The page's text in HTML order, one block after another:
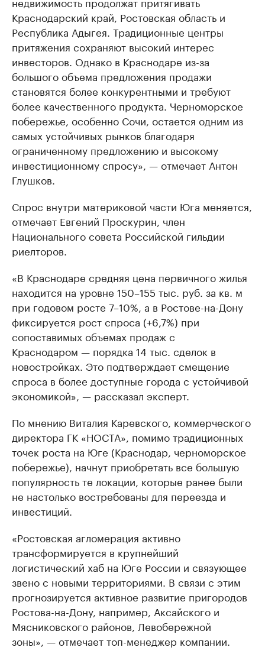
Краснодарский край, Ростовская область и
Республика Адыгея. Традиционные центры
притяжения сохраняют высокий интерес
инвесторов. Однако в Краснодаре из-за
большого объема предложения продажи
становятся более конкурентными и требуют
более качественного продукта. Черноморское
побережье, особенно Сочи, остается одним из
самых устойчивых рынков благодаря
ограниченному предложению и высокому
инвестиционному спросу», — отмечает Антон
Глушков.
Спрос внутри материковой части Юга меняется,
отмечает Евгений Проскурин, член
Национального совета Российской гильдии
риелторов.
«В Краснодаре средняя цена первичного жилья
находится на уровне 150–155 тыс. руб. за кв. м
при годовом росте 7–10%, а в Ростове-на-Дону
фиксируется рост спроса (+6,7%) при
сопоставимых объемах продаж с
Краснодаром — порядка 14 тыс. сделок в
новостройках. Это подтверждает смещение
спроса в более доступные города с устойчивой
экономикой», — рассказал эксперт.
По мнению Виталия Каревского, коммерческого
директора ГК «НОСТА», помимо традиционных
точек роста на Юге (Краснодар, черноморское
побережье), начнут приобретать все большую
популярность те локации, которые ранее были
не настолько востребованы для переезда и
инвестиций.
«Ростовская агломерация активно
трансформируется в крупнейший
логистический хаб на Юге России и связующее
звено с новыми территориями. В связи с этим
прогнозируется активное развитие пригородов
Ростова-на-Дону, например, Аксайского и
Мясниковского районов, Левобережной
зоны», — отмечает топ-менеджер компании.